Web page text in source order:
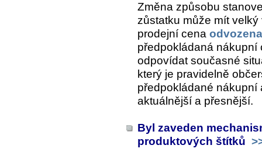
Změna způsobu
zůstatku může mít
prodejní cena
předpokládaná
odpovídat současné
který je pravidelně
předpokládané nákupní
aktuálnější a přesnější.
Byl zaveden
produktových štítků